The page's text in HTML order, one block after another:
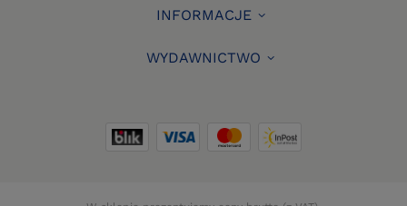
INFORMACJE
WYDAWNICTWO